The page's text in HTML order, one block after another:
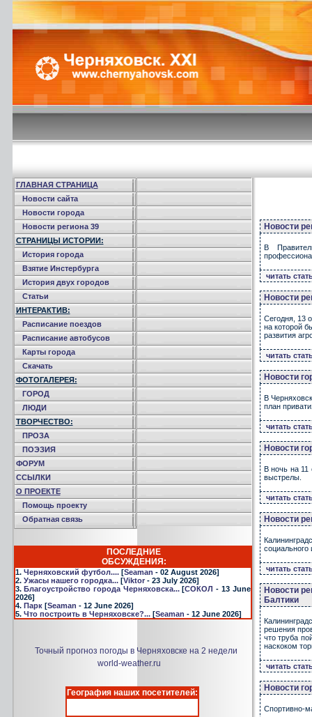
ГЛАВНАЯ СТРАНИЦА
Новости сайта
Новости города
Новости региона 39
СТРАНИЦЫ ИСТОРИИ:
История города
Взятие Инстербурга
История двух городов
Статьи
ИНТЕРАКТИВ:
Расписание поездов
Расписание автобусов
Карты города
Скачать
ФОТОГАЛЕРЕЯ:
ГОРОД
ЛЮДИ
ТВОРЧЕСТВО:
ПРОЗА
ПОЭЗИЯ
ФОРУМ
ССЫЛКИ
О ПРОЕКТЕ
Помощь проекту
Обратная связь
ПОСЛЕДНИЕ
ОБСУЖДЕНИЯ:
1. Черняховский футбол....[Seaman - 02 August 2026]
2. Ужасы нашего городка...[Viktor- 23 July 2026]
3.Благоустройство города Черняховска...[СОКОЛ - 13 June
2026]
4. Парк[Seaman - 12 June 2026]
5. Что построить в Черняховске?...[Seaman - 12 June 2026]
Точный прогноз погоды в Черняховске на 2 недели
world-weather.ru
География наших посетителей:
Новости
В
читать
Новости
Сегодня, 13
на которой
развития
читать
Новости
В
план
читать
Новости
В ночь на 11
выстрелы.
читать
Новости
читать
Новости
Балтики
решения
что труба
наскоком
читать
Новости
Спортивно-